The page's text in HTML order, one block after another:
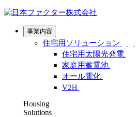
事業内容
住宅用ソリューション
住宅用太陽光発電
家庭用蓄電池
オール電化
V2H
Housing
Solutions